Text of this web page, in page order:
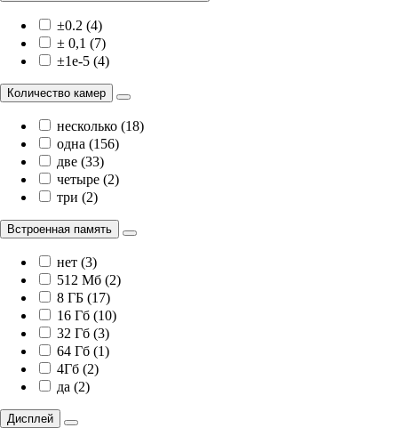
±0.2 (4)
± 0,1 (7)
±1e-5 (4)
Количество камер
несколько (18)
одна (156)
две (33)
четыре (2)
три (2)
Встроенная память
нет (3)
512 Мб (2)
8 ГБ (17)
16 Гб (10)
32 Гб (3)
64 Гб (1)
4Гб (2)
да (2)
Дисплей